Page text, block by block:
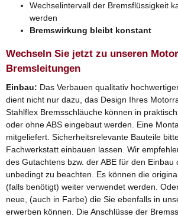
Wechselintervall der Bremsflüssigkeit
werden
Bremswirkung bleibt konstant
Wechseln Sie jetzt zu unseren
Bremsleitungen
Einbau: Das Verbauen qualitativ
dient nicht nur dazu, das Design Ihres
Stahlflex Bremsschläuche können in
oder ohne ABS eingebaut werden. Eine
mitgeliefert. Sicherheitsrelevante Bauteile
Fachwerkstatt einbauen lassen. Wir
des Gutachtens bzw. der ABE für den Einbau
unbedingt zu beachten. Es können die
(falls benötigt) weiter verwendet werden.
neue, (auch in Farbe) die Sie ebenfalls in
erwerben können. Die Anschlüsse der